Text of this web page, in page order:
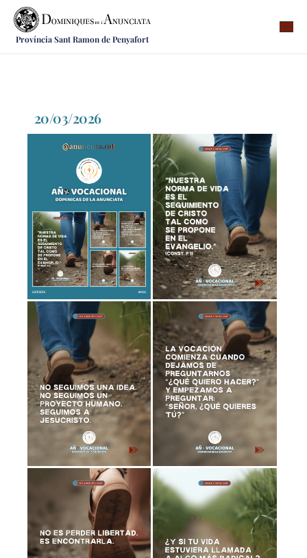
Província Sant Ramon de Penyafort
Qui som
Vocacions
Recursos
Contacte
20/03/2026